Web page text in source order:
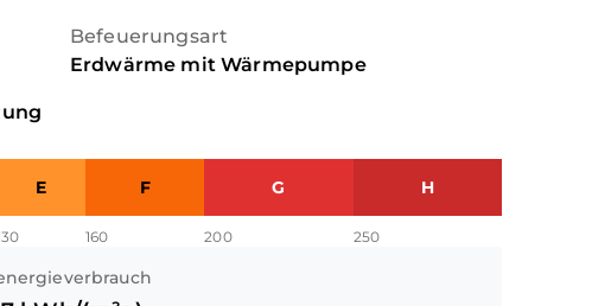
Befeuerungsart
Erdwärme mit Wärmepumpe
E F G H
160 200 250